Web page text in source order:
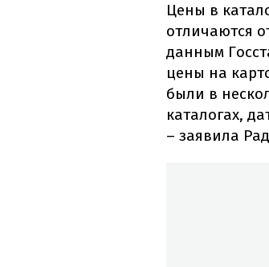
Цены в
отличаются
данным
цены на
были в
каталогах,
– заявила